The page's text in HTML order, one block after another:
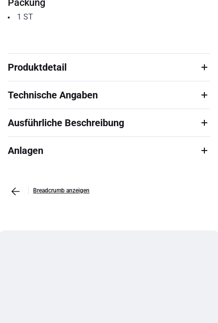
Packung
1 ST
Produktdetail
Technische Angaben
Ausführliche Beschreibung
Anlagen
Breadcrumb anzeigen